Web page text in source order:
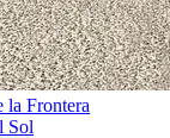
Frontera
Sol